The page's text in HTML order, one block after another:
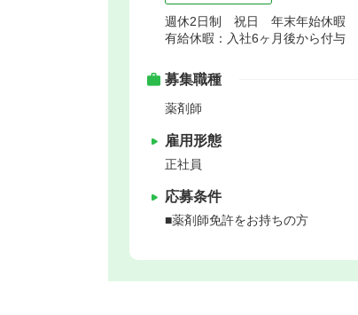
週休2日制 祝日 年末年始休暇
有給休暇：入社6ヶ月後から付与
募集職種
薬剤師
雇用形態
正社員
応募条件
■薬剤師免許をお持ちの方